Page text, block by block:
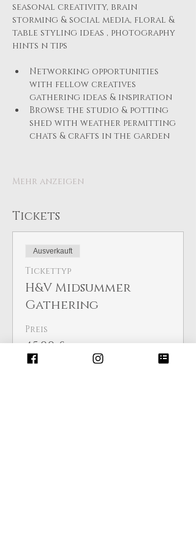
seasonal creativity, brain
storming & social media, floral &
table styling ideas , photography
hints n tips
Networking opportunities
with fellow creatives
gathering ideas & inspiration
Browse the studio & potting
shed with weather permitting
chats & crafts in the garden
Mehr anzeigen
Tickets
Ausverkauft
Tickettyp
H&V Midsummer
Gathering
Preis
45,00 £